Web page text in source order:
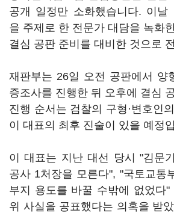
공개 일정만 소화했습니다. 이날
을 주제로 한 전문가 대담을 녹화
결심 공판 준비를 대비한 것으로
재판부는 26일 오전 공판에서 양
증조사를 진행한 뒤 오후에 결심
진행 순서는 검찰의 구형·변호인
이 대표의 최후 진술이 있을 예정
이 대표는 지난 대선 당시 "김문
공사 1처장을 모른다", "국토교통
부지 용도를 바꿀 수밖에 없었다"
위 사실을 공표했다는 의혹을 받